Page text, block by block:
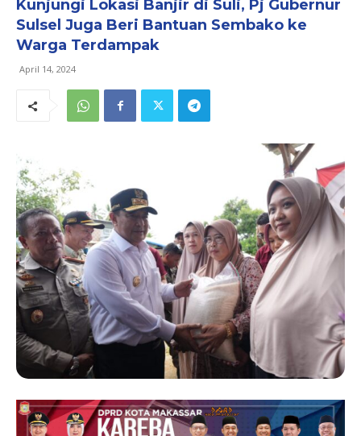
Kunjungi Lokasi Banjir di Suli, Pj Gubernur
Sulsel Juga Beri Bantuan Sembako ke
Warga Terdampak
April 14, 2024